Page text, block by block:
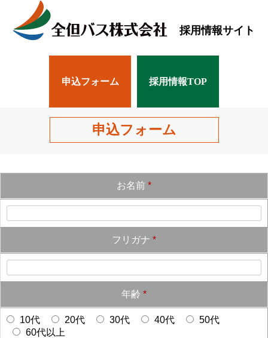
採用情報サイト
申込フォーム 採用情報TOP
申込フォーム
お名前 *
フリガナ *
年齢 *
10代 20代 30代 40代
50代
60代以上